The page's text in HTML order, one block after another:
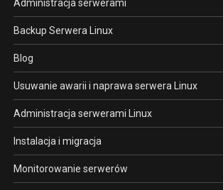
Administracja serwerami
Backup Serwera Linux
Blog
Usuwanie awarii i naprawa serwera Linux
Administracja serwerami Linux
Instalacja i migracja
Monitorowanie serwerów